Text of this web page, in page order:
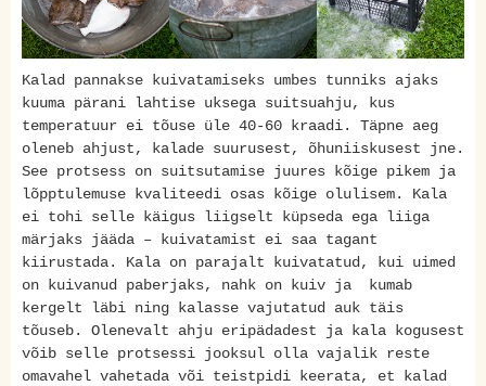
Kalad pannakse kuivatamiseks umbes tunniks ajaks
kuuma pärani lahtise uksega suitsuahju, kus
temperatuur ei tõuse üle 40-60 kraadi. Täpne aeg
oleneb ahjust, kalade suurusest, õhuniiskusest jne.
See protsess on suitsutamise juures kõige pikem ja
lõpptulemuse kvaliteedi osas kõige olulisem. Kala
ei tohi selle käigus liigselt küpseda ega liiga
märjaks jääda – kuivatamist ei saa tagant
kiirustada. Kala on parajalt kuivatatud, kui uimed
on kuivanud paberjaks, nahk on kuiv ja kumab
kergelt läbi ning kalasse vajutatud auk täis
tõuseb. Olenevalt ahju eripädadest ja kala kogusest
võib selle protsessi jooksul olla vajalik reste
omavahel vahetada või teistpidi keerata, et kalad